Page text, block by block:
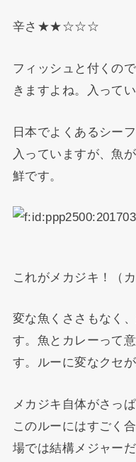
辛さ★★☆☆☆
フィッシュと付くの
きますよね。入って
日本でよくあるシー
入っていますが、魚
鮮です。
これがメカジキ！（
変な魚くささもなく
す。魚とカレーって
す。ルーに変なクセ
メカジキ自体がさっ
このルーにはすごく
場では結構メジャー